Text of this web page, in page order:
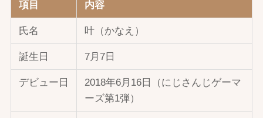
項目 内容
氏名 叶（かなえ）
誕生日 7月7日
デビュー日
2018年6月16日（にじさんじゲーマ
ーズ第1弾）